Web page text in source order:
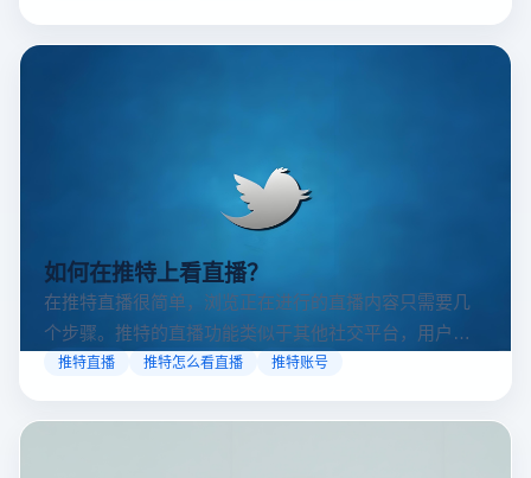
如何在推特上看直播？
在推特直播很简单，浏览正在进行的直播内容只需要几
个步骤。推特的直播功能类似于其他社交平台，用户可
以通过关注自己喜欢的账号、浏览话题标签或查看实时
可以随时随地参与实时互动，无论是关注新闻事件、休
推特直播 推特怎么看直播 推特账号